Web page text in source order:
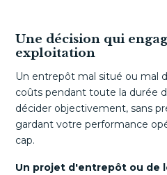
Une décision qui
exploitation
Un entrepôt mal situé ou mal
coûts pendant toute la durée
décider objectivement, sans
gardant votre performance
cap.
Un projet d'entrepôt ou de